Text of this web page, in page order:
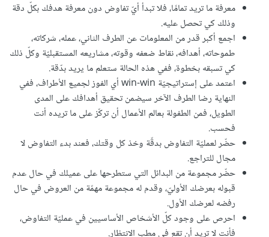
معرفة ما تريد تمامًا، فلا تبدأ أيّ تفاوض دون معرفة هدفك بكلّ دقة
وذلك كي تحصل عليه.
اجمع أكبر قدر من المعلومات عن الطرف الثاني، عمله، شركاته،
طموحاته، أهدافه، نقاط ضعفه وقوته، مشاريعه المستقبليّة وكلّ ذلك
كي تسبقه بخطوة، ففي هذه الحالة ستعلم ما يريد بدّقة.
اعتمد على إستراتيجيّة win-win أي الفوز لجميع الأطراف، ففي
النهاية رضا الطرف الآخر سيضمن تحقيق أهدافك على المدى
الطويل، فمن الطفولة بعالم الأعمال أن تركّز على ما تريده أنت
فحسب.
حضّر لعمليّة التفاوض بدقّة وخذ كل وقتك، فعند بدء التفاوض لا
مجال للتراجع.
حضّر مجموعة من البدائل التي ستطرحها على عميلك في حال عدم
قبوله بعرضك الأوليّ، وقدم له مجموعة مهمّة من العروض في حال
رفضه لعرضك الأول.
احرص على وجود كلّ الأشخاص الأساسيين في عمليّة التفاوض،